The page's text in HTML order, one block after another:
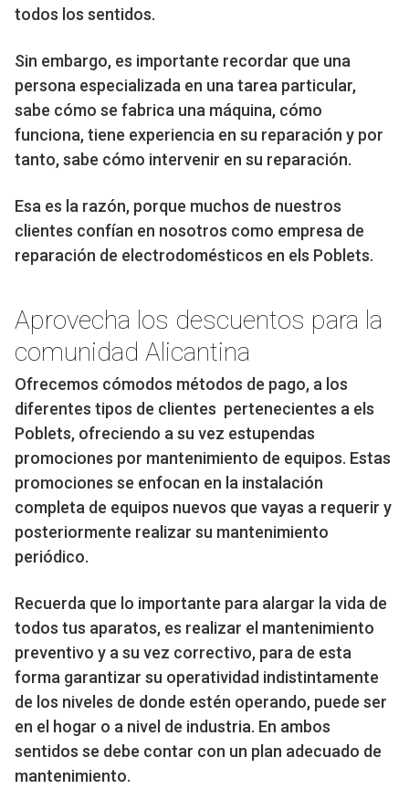
todos los sentidos.
Sin embargo, es importante recordar que una
persona especializada en una tarea particular,
sabe cómo se fabrica una máquina, cómo
funciona, tiene experiencia en su reparación y por
tanto, sabe cómo intervenir en su reparación.
Esa es la razón, porque muchos de nuestros
clientes confían en nosotros como empresa de
reparación de electrodomésticos en els Poblets.
Aprovecha los descuentos para la
comunidad Alicantina
Ofrecemos cómodos métodos de pago, a los
diferentes tipos de clientes pertenecientes a els
Poblets, ofreciendo a su vez estupendas
promociones por mantenimiento de equipos. Estas
promociones se enfocan en la instalación
completa de equipos nuevos que vayas a requerir y
posteriormente realizar su mantenimiento
periódico.
Recuerda que lo importante para alargar la vida de
todos tus aparatos, es realizar el mantenimiento
preventivo y a su vez correctivo, para de esta
forma garantizar su operatividad indistintamente
de los niveles de donde estén operando, puede ser
en el hogar o a nivel de industria. En ambos
sentidos se debe contar con un plan adecuado de
mantenimiento.